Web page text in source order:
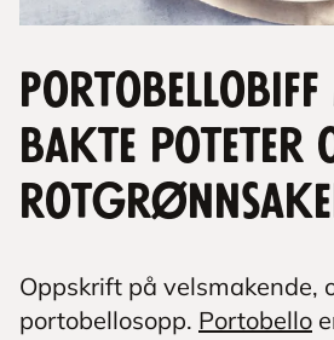
Portobellobiff
bakte poteter
Oppskrift på velsmakende,
portobellosopp. Portobello